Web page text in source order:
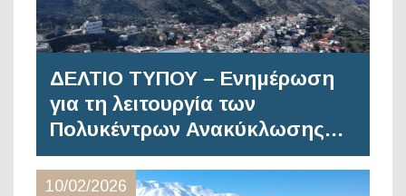
ΔΕΛΤΙΟ ΤΥΠΟΥ – Ενημέρωση
για τη λειτουργία των
Πολυκέντρων Ανακύκλωσης…
10/02/2026